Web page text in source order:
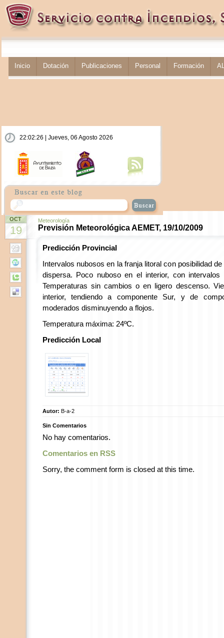
Inicio Dotación Publicaciones Personal Formación
22:02:27 | Jueves, 06 Agosto 2026
OCT
19
Meteorología
Previsión Meteorológica AEMET, 19/10/2009
Predicción Provincial
Intervalos nubosos en la franja litoral con posibilidad
dispersa. Poco nuboso en el interior, con
Temperaturas sin cambios o en ligero descenso.
interior, tendiendo a componente Sur, y de
moderados disminuyendo a flojos.
Temperatura máxima: 24ºC.
Predicción Local
Autor: B-a-2
Sin Comentarios
No hay comentarios.
Comentarios en RSS
Sorry, the comment form is closed at this time.